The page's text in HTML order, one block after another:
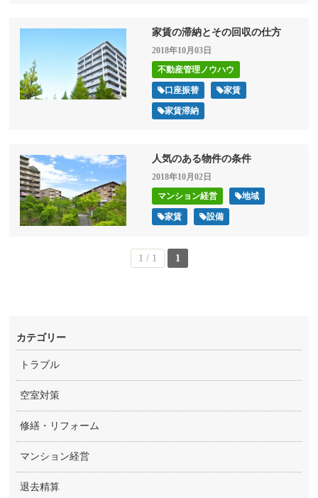
家賃の滞納とその回収の仕方
2018年10月03日
不動産管理ノウハウ
口座振替 家賃
家賃滞納
人気のある物件の条件
2018年10月02日
マンション経営
地域
家賃 設備
1 / 1 1
カテゴリー
トラブル
空室対策
修繕・リフォーム
マンション経営
退去精算